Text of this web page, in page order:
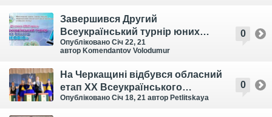
0
Завершився Другий
Всеукраїнський турнір юних
біологів “NEOBIO”
Опубліковано Січ 22, 21
автор Komendantov Volodumur
0
На Черкащині відбувся обласний
етап ХХ Всеукраїнського
конкурсу колективів екологічної
Опубліковано Січ 18, 21 автор Petlitskaya